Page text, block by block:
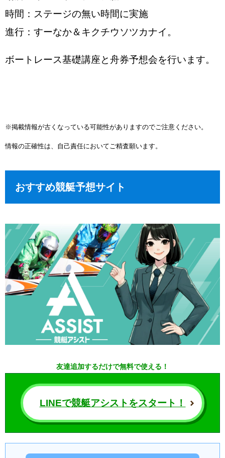
時間：ステージの無い時間に実施
進行：すーなか＆キクチウソツカナイ。
ボートレース基礎講座と舟券予想会を行います。
※掲載情報が古くなっている可能性がありますのでご注意ください。
情報の正確性は、自己責任においてご精査願います。
おすすめ競艇予想サイト
友達追加するだけで無料で使える！
LINEで競艇アシストをスタート！